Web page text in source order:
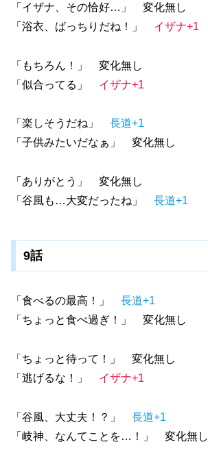
「イザナ、その恰好…」 変化無し
「浴衣、ばっちりだね！」 イザナ+1
「もちろん！」 変化無し
「似合ってる」 イザナ+1
「楽しそうだね」 長道+1
「子供みたいだなぁ」 変化無し
「ありがとう」 変化無し
「谷風も…大変だったね」 長道+1
9話
「食べるの最高！」 長道+1
「ちょっと食べ過ぎ！」 変化無し
「ちょっと待って！」 変化無し
「逃げるな！」 イザナ+1
「谷風、大丈夫！？」 長道+1
「岐神、なんてことを…！」 変化無し